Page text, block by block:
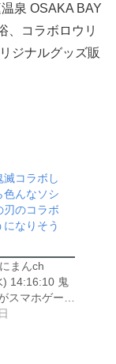
泉 OSAKA BAY
、コラボロウリ
ジナルグッズ販
滅コラボし
色んなソシ
刃のコラボ
になりそう
まんch
) 14:16:10 鬼
スマホゲー…